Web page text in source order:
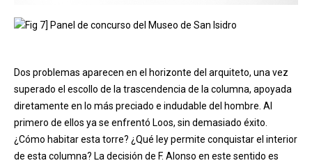
Fig 7] Panel de concurso del Museo de San Isidro
Dos problemas aparecen en el horizonte del arquiteto, una vez
superado el escollo de la trascendencia de la columna, apoyada
diretamente en lo más preciado e indudable del hombre. Al
primero de ellos ya se enfrentó Loos, sin demasiado éxito.
¿Cómo habitar esta torre? ¿Qué ley permite conquistar el interior
de esta columna? La decisión de F. Alonso en este sentido es